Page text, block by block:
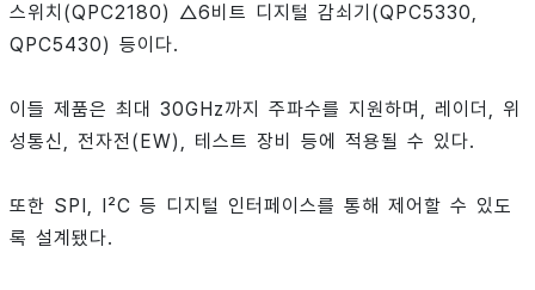
스위치(QPC2180) △6비트 디지털 감쇠기(QPC5330,
QPC5430) 등이다.
이들 제품은 최대 30GHz까지 주파수를 지원하며, 레이더, 위
성통신, 전자전(EW), 테스트 장비 등에 적용될 수 있다.
또한 SPI, I²C 등 디지털 인터페이스를 통해 제어할 수 있도
록 설계됐다.